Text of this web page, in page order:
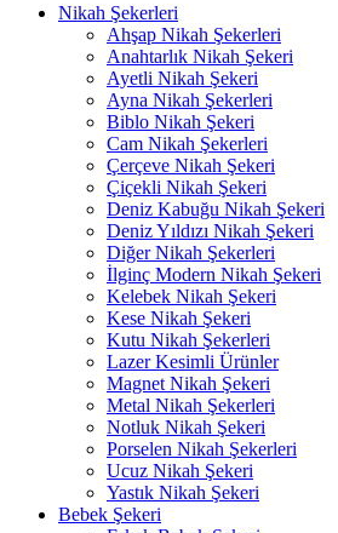
Nikah Şekerleri
Ahşap Nikah Şekerleri
Anahtarlık Nikah Şekeri
Ayetli Nikah Şekeri
Ayna Nikah Şekerleri
Biblo Nikah Şekeri
Cam Nikah Şekerleri
Çerçeve Nikah Şekeri
Çiçekli Nikah Şekeri
Deniz Kabuğu Nikah Şekeri
Deniz Yıldızı Nikah Şekeri
Diğer Nikah Şekerleri
İlginç Modern Nikah Şekeri
Kelebek Nikah Şekeri
Kese Nikah Şekeri
Kutu Nikah Şekerleri
Lazer Kesimli Ürünler
Magnet Nikah Şekeri
Metal Nikah Şekerleri
Notluk Nikah Şekeri
Porselen Nikah Şekerleri
Ucuz Nikah Şekeri
Yastık Nikah Şekeri
Bebek Şekeri